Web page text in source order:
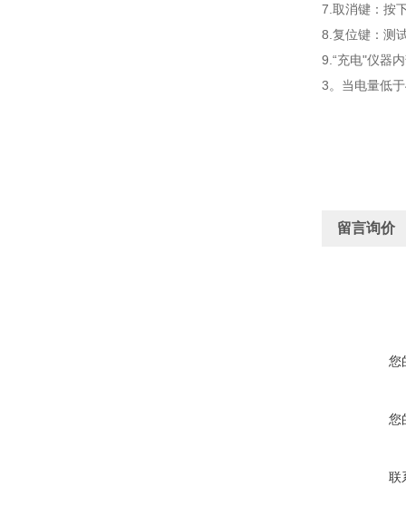
7.取消键：按
8.复位键：测
9.“充电"仪器
3。当电量低
留言询价
您
您
联